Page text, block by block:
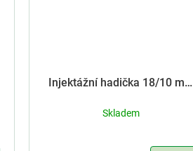
Injektážní hadička 18/10 mm
Skladem